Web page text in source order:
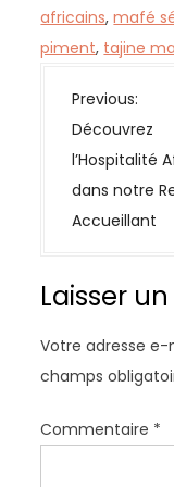
africains,mafé
piment, tajine
N
a
v
i
g
i
n
d
e
l
Previous:
Découvrez
l’Hospitalité
dans notre
Accueillant
Laisser
Votre adresse e-
champs
Commentaire *